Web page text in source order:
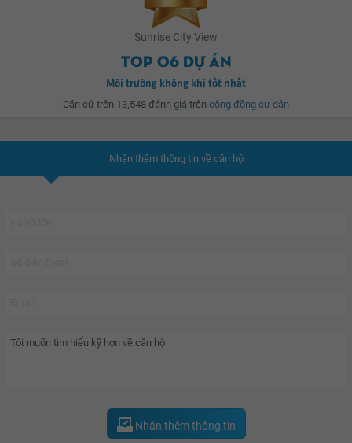
Các tiện ích bố trí xen kẽ cùng mảng xanh thiên nhiên nhằm đảm bảo cư dân
luôn cảm thấy thư thái, bình yên tại nơi mình sinh sống, tách biệt khỏi những
ồn ào khói bụi của phố thị. Đây cũng chính là điều mà đại đa số cư dân
thành thị tìm kiếm hiện nay, khi những mảng xanh thành phố dần hiếm hoi.
Sunrise City View
Top 06 dự án
Môi trường không khí tốt nhất
Căn cứ trên 13,548 đánh giá trên cộng đồng cư dân
Nhận thêm thông tin về căn hộ
Nhận thêm thông tin